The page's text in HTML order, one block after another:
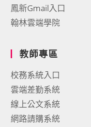
鳳新Gmail入口
翰林雲端學院
教師專區
校務系統入口
雲端差勤系統
線上公文系統
網路請購系統